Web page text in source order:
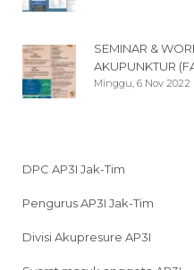
SEMINAR &
AKUPUNKTUR
Minggu, 6 Nov 2022
DPC AP3I Jak-Tim
Pengurus AP3I Jak-Tim
Divisi Akupresure AP3I